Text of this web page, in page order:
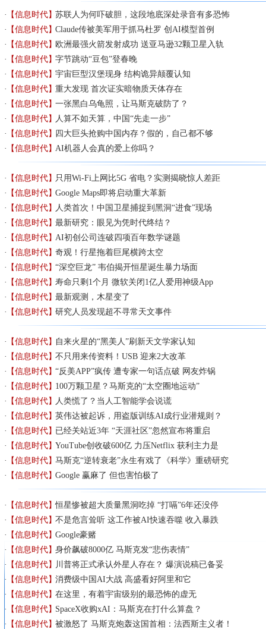
【信息时代】苏联人为何吓破胆，这段地底深处录音有多恐怖
【信息时代】Claude传被美军用于抓马杜罗 创AI模型首例
【信息时代】欧洲最强火箭发射成功 送亚马逊32颗卫星入轨
【信息时代】字节跳动“豆包”登春晚
【信息时代】宇宙巨型汉堡现身 结构诡异颠覆认知
【信息时代】​重大发现 首次证实暗物质天体存在
【信息时代】一张黑白乌龟照，让马斯克破防了？
【信息时代】 人算不如天算，中国“先走一步”
【信息时代】 四大巨头抢购中国内存？假的，自己都不够
【信息时代】AI机器人会真的爱上你吗？
【信息时代】只用Wi-Fi上网比5G 省电？实测揭晓惊人差距
【信息时代】Google Maps即将启动重大革新
【信息时代】 人类首次！中国卫星捕捉到黑洞“进食”现场
【信息时代】最新研究：眼见为凭时代终结？
【信息时代】AI初创公司连破四项百年数学谜题
【信息时代】奇观！行星拖着巨尾横跨太空
【信息时代】“深空巨龙” 韦伯揭开恒星诞生暴力场面
【信息时代】寿命只剩1个月 微软关闭1亿人爱用神级App
【信息时代】最新观测，木星变了
【信息时代】研究人员发现超不寻常天文事件
【信息时代】 自来火星的“黑美人”刷新天文学家认知
【信息时代】不只用来传资料！USB 迎来2大改革
【信息时代】“反美APP”疯传 遭专家一句话点破 网友炸锅
【信息时代】100万颗卫星？马斯克的“太空圈地运动”
【信息时代】 人类慌了？当人工智能学会说谎
【信息时代】英伟达被起诉，用盗版训练AI成行业潜规则？
【信息时代】已经关站近3年 “天涯社区”忽然宣布将重启
【信息时代】YouTube创收破600亿 力压Netflix 获利主力是
【信息时代】马斯克“逆转衰老”永生有戏了《科学》重磅研究
【信息时代】Google 赢麻了 但也害怕极了
【信息时代】恒星惨被超大质量黑洞吃掉 “打嗝”6年还没停
【信息时代】不是危言耸听 这工作被AI快速吞噬 收入暴跌
【信息时代】Google豪赌
【信息时代】身价飙破8000亿 马斯克发“悲伤表情”
【信息时代】 川普将正式承认外星人存在？ 爆演说稿已备妥
【信息时代】消费级中国AI大战 高盛看好阿里和它
【信息时代】在这里，有着宇宙级别的最恐怖的虚无
【信息时代】SpaceX收购xAI：马斯克在打什么算盘？
【信息时代】被激怒了 马斯克炮轰这国首相：法西斯主义者！